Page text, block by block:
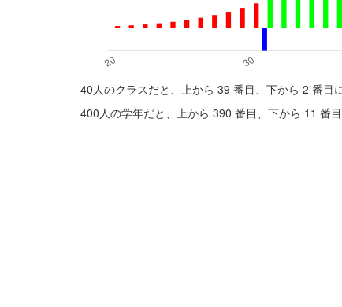
40人のクラスだと、上から 39 番目、下から 2 番目
400人の学年だと、上から 390 番目、下から 11 番目